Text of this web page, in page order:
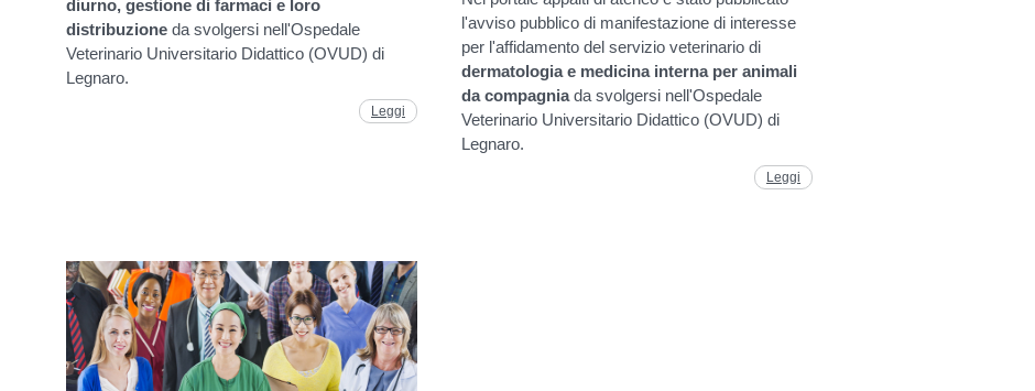
diurno, gestione di farmaci e loro
distribuzione da svolgersi nell'Ospedale
Veterinario Universitario Didattico (OVUD) di
Legnaro.
Leggi
l'avviso pubblico di manifestazione di interesse
per l'affidamento del servizio veterinario di
dermatologia e medicina interna per animali
da compagniada svolgersi nell'Ospedale
Veterinario Universitario Didattico (OVUD) di
Legnaro.
Leggi